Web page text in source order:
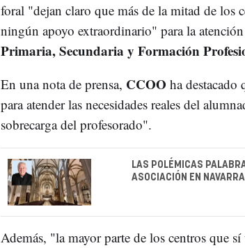
foral "dejan claro que más de la mitad de los
ningún apoyo extraordinario" para la
Primaria, Secundaria y Formación
En una nota de prensa, CCOO ha destacado
para atender las necesidades reales del
sobrecarga del profesorado".
LAS POLÉMICAS
ASOCIACIÓN EN
Además, "la mayor parte de los centros que